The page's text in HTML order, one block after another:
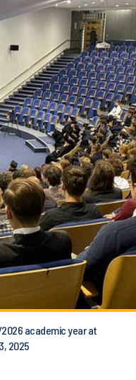
academic year at
2025